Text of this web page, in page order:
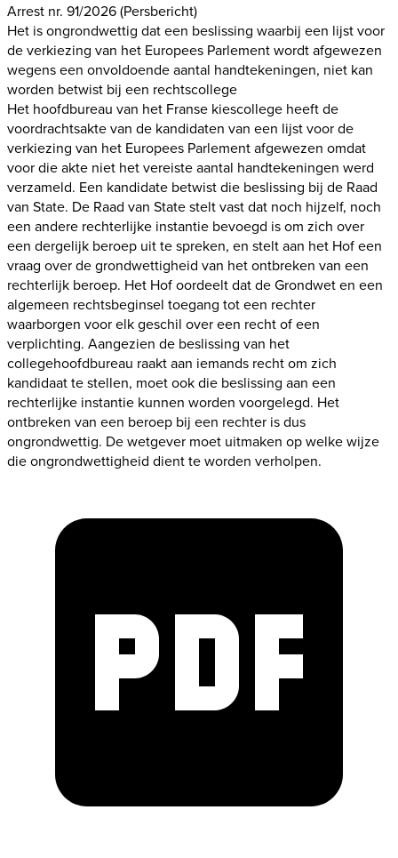
Arrest nr. 91/2026(Persbericht)
Het is ongrondwettig dat een beslissing waarbij een lijst voor
de verkiezing van het Europees Parlement wordt afgewezen
wegens een onvoldoende aantal handtekeningen, niet kan
worden betwist bij een rechtscollege
Het hoofdbureau van het Franse kiescollege heeft de
voordrachtsakte van de kandidaten van een lijst voor de
verkiezing van het Europees Parlement afgewezen omdat
voor die akte niet het vereiste aantal handtekeningen werd
verzameld. Een kandidate betwist die beslissing bij de Raad
van State. De Raad van State stelt vast dat noch hijzelf, noch
een andere rechterlijke instantie bevoegd is om zich over
een dergelijk beroep uit te spreken, en stelt aan het Hof een
vraag over de grondwettigheid van het ontbreken van een
rechterlijk beroep. Het Hof oordeelt dat de Grondwet en een
algemeen rechtsbeginsel toegang tot een rechter
waarborgen voor elk geschil over een recht of een
verplichting. Aangezien de beslissing van het
collegehoofdbureau raakt aan iemands recht om zich
kandidaat te stellen, moet ook die beslissing aan een
rechterlijke instantie kunnen worden voorgelegd. Het
ontbreken van een beroep bij een rechter is dus
ongrondwettig. De wetgever moet uitmaken op welke wijze
die ongrondwettigheid dient te worden verholpen.